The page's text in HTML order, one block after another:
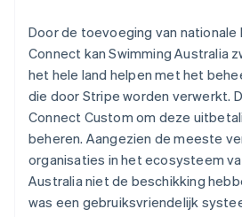
Door de toevoeging van
Connect kan Swimming Australia
het hele land helpen met het
die door Stripe worden verwerkt.
Connect Custom om deze
beheren. Aangezien de meeste
organisaties in het ecosysteem
Australia niet de beschikking
was een gebruiksvriendelijk